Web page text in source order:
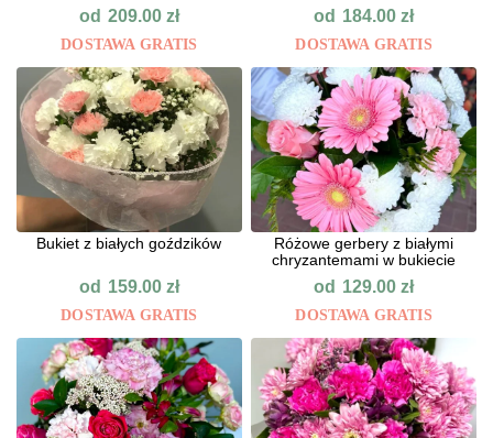
od 209.00 zł
DOSTAWA GRATIS
od 184.00zł
DOSTAWA GRATIS
Bukiet z białych goździków
od 159.00 zł
DOSTAWA GRATIS
Różowe gerbery z białymi
chryzantemami w bukiecie
od 129.00zł
DOSTAWA GRATIS